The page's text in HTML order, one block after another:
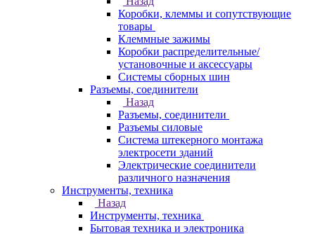
Коробки, клеммы и сопутствующие
товары
Клеммные зажимы
Коробки распределительные/
установочные и аксессуары
Системы сборных шин
Разъемы, соединители
Назад
Разъемы, соединители
Разъемы силовые
Система штекерного монтажа
электросети зданий
Электрические соединители
различного назначения
Инструменты, техника
Назад
Инструменты, техника
Бытовая техника и электроника